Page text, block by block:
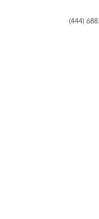
(444)